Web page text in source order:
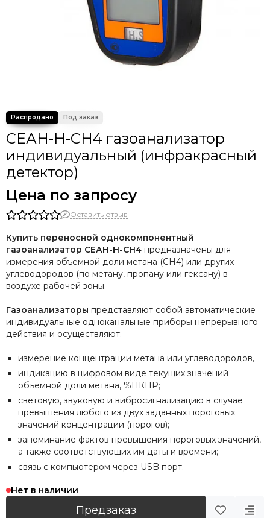
СЕАН-Н-СН4 газоанализатор
индивидуальный (инфракрасный
детектор)
Цена по запросу
Оставить отзыв
Купить переносной однокомпонентный
газоанализатор СЕАН-Н-CH4 предназначены для
измерения объемной доли метана (CH4) или других
углеводородов (по метану, пропану или гексану) в
воздухе рабочей зоны.
Газоанализаторы представляют собой автоматические
индивидуальные одноканальные приборы непрерывного
действия и осуществляют:
измерение концентрации метана или углеводородов,
индикацию в цифровом виде текущих значений
объемной доли метана, %НКПР;
световую, звуковую и вибросигнализацию в случае
превышения любого из двух заданных пороговых
значений концентрации (порогов);
запоминание фактов превышения пороговых значений,
а также соответствующих им даты и времени;
связь с компьютером через USB порт.
Нет в наличии
Предзаказ